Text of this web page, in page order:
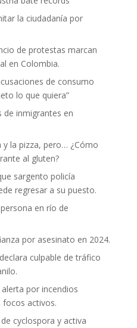
la ciudadanía por
de protestas marcan
en Colombia.
de consumo
lo que quiera”
de inmigrantes en
y la pizza, pero… ¿Cómo
al gluten?
sargento policía
regresar a su puesto.
en río de
por asesinato en 2024.
culpable de tráfico
por incendios
activos.
cyclospora y activa